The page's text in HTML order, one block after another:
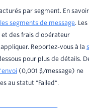
par segment. En
segments de message.
des frais d'opérateur
Reportez-vous à la
pour plus de détails.
(0,001 $/message) ne
au statut "Failed".